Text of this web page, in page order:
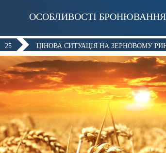
ОСОБЛИВОСТІ БРОНЮВАННЯ
25 ЦІНОВА СИТУАЦІЯ НА ЗЕРНОВОМУ